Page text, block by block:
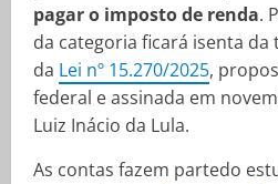
pagar o imposto de renda.
da categoria ficará isenta
da Lei nº 15.270/2025,
federal e assinada em
Luiz Inácio da Lula.
As contas fazem partedo